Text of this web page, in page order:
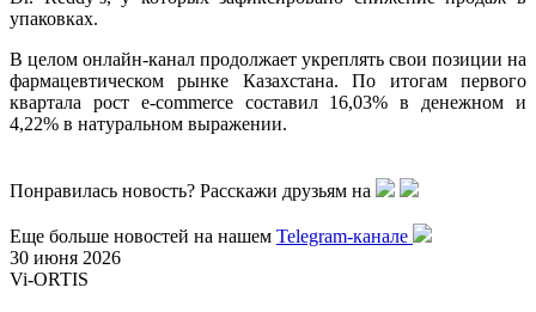
упаковках.
В целом онлайн-канал продолжает укреплять свои позиции на
фармацевтическом рынке Казахстана. По итогам первого
квартала рост e-commerce составил 16,03% в денежном и
4,22% в натуральном выражении.
Понравилась новость? Расскажи друзьям на
Еще больше новостей на нашем Telegram-канале
30 июня 2026
Vi-ORTIS